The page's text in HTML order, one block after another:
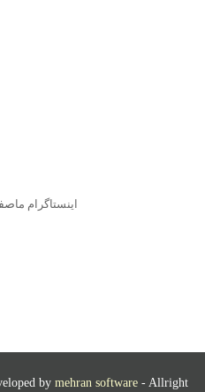
اینستاگرام ما
by mehran software - Allright